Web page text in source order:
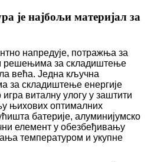
је најбољи материјал за
напредује, потражња за
решењима за складиштење
већа. Једна кључна
за складиштење енергије
игра виталну улогу у заштити
њихових оптималних
батерије, алуминијумско
елемент у обезбеђивању
температуром и укупне